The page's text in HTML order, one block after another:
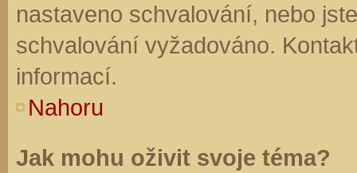
nastaveno schvalování, nebo
schvalování vyžadováno.
informací.
Nahoru
Jak mohu oživit svoje téma?